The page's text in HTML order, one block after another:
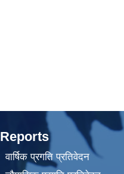
Reports
वार्षिक प्रगति प्रतिवेदन